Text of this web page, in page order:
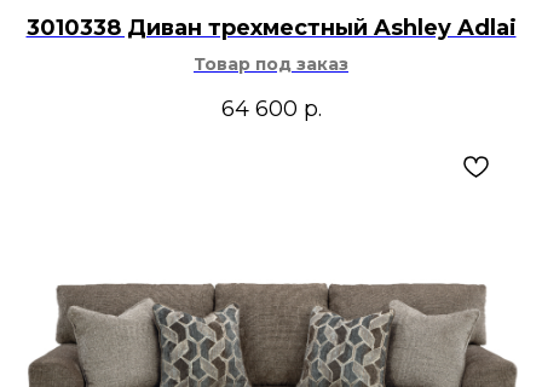
3010338 Диван трехместный Ashley Adlai
Товар под заказ
64 600 р.